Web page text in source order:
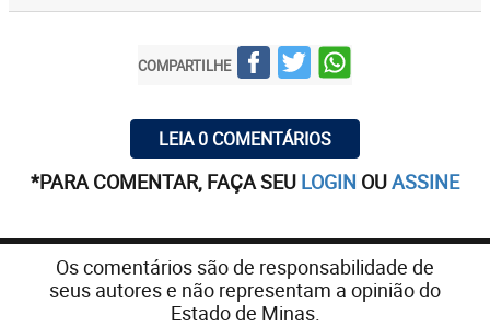
COMPARTILHE
LEIA 0 COMENTÁRIOS
*PARA COMENTAR, FAÇA SEU LOGIN OUASSINE
Os comentários são de responsabilidade de
seus autores e não representam a opinião do
Estado de Minas.